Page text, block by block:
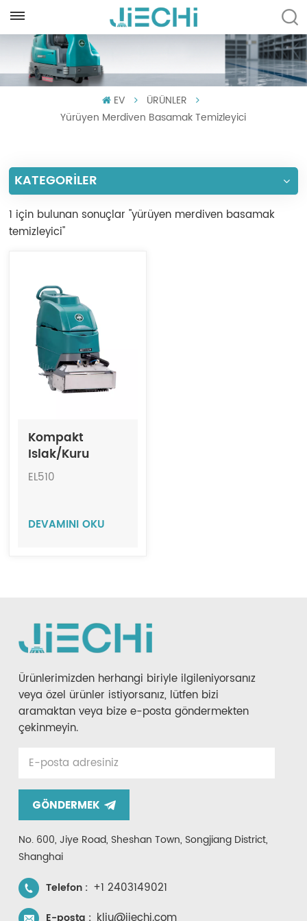
English
Español
Português
العربية
Tiếng Việt
Indonesia
EV
ÜRÜNLER
Yürüyen Merdiven Basamak Temizleyici
KATEGORİLER
1 için bulunan sonuçlar "yürüyen merdiven basamak
temizleyici"
Kompakt
Islak/Kuru
Yürüyen
Makinesi JIECHI
EL510
DEVAMINI OKU
Ürünlerimizden herhangi biriyle ilgileniyorsanız
veya özel ürünler istiyorsanız, lütfen bizi
aramaktan veya bize e-posta göndermekten
çekinmeyin.
GÖNDERMEK
No. 600, Jiye Road, Sheshan Town, Songjiang District,
Shanghai
Telefon : +1 2403149021
E-posta :